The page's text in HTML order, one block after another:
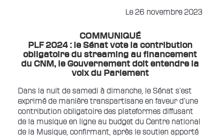
Le 26 novembre 2023
COMMUNIQUÉ
PLF 2024 : le Sénat vote la contribution
obligatoire du streaming au financement
du CNM, le Gouvernement doit entendre la
voix du Parlement
Dans la nuit de samedi à dimanche, le Sénat s’est
exprimé de manière transpartisane en faveur d’une
contribution obligatoire des plateformes diffusant
de la musique en ligne au budget du Centre national
de la Musique, confirmant, après le soutien apporté